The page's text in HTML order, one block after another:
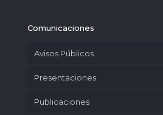
Comunicaciones
Avisos Públicos
Presentaciones
Publicaciones